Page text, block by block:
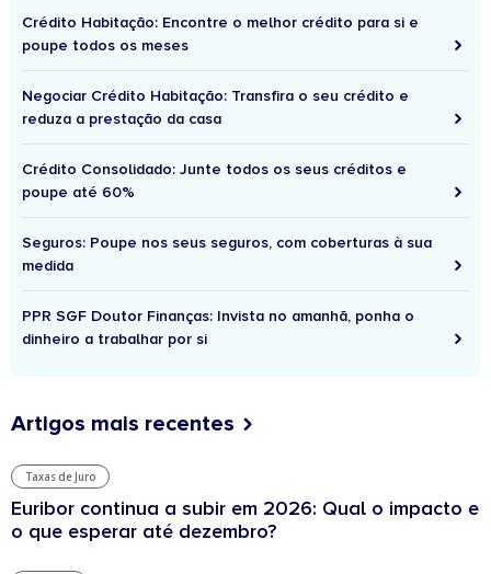
Crédito Habitação: Encontre o melhor crédito para si e
poupe todos os meses
Negociar Crédito Habitação: Transfira o seu crédito e
reduza a prestação da casa
Crédito Consolidado: Junte todos os seus créditos e
poupe até 60%
Seguros: Poupe nos seus seguros, com coberturas à sua
medida
PPR SGF Doutor Finanças: Invista no amanhã, ponha o
dinheiro a trabalhar por si
Artigos mais recentes
Taxas de Juro
Euribor continua a subir em 2026: Qual o impacto e
o que esperar até dezembro?